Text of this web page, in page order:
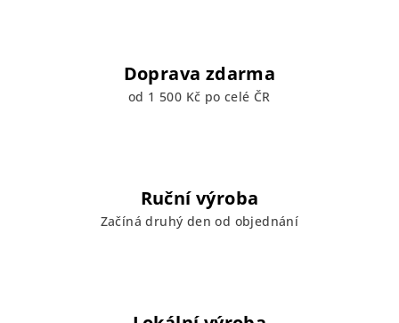
Doprava zdarma
od 1 500 Kč po celé ČR
Ruční výroba
Začíná druhý den od objednání